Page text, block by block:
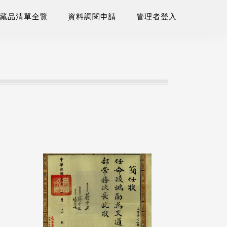
品清單全覽 資料調閱申請 管理者登入